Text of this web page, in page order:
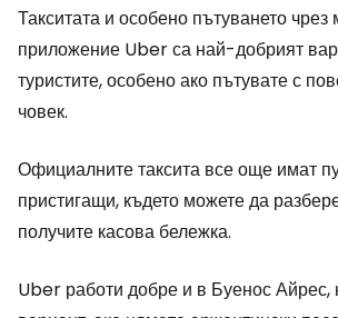
Такситата и особено пътуването
приложение Uber са най-добрият
туристите, особено ако пътувате с
човек.
Официалните таксита все още имат
пристигащи, където можете да
получите касова бележка.
Uber работи добре и в Буенос Айрес,